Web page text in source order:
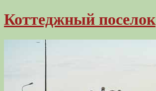
Коттеджный поселок